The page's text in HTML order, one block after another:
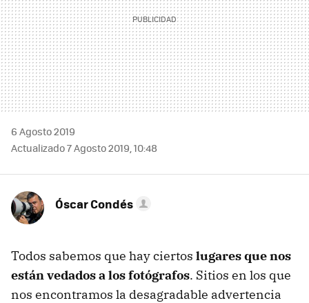
6 Agosto 2019
Actualizado 7 Agosto 2019, 10:48
Óscar Condés
Todos sabemos que hay ciertos lugares que nos
están vedados a los fotógrafos. Sitios en los que
nos encontramos la desagradable advertencia